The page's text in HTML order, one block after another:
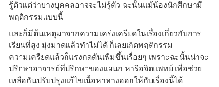
รู้ตัวแต่ว่าบางบุคคลอาจจะไม่รู้ตัว ฉะนั้นแม้น้องนักศึกษามี
พฤติกรรมแบบนี้
และก็มีต้นเหตุมาจากความเคร่งเครียดในเรื่องเกี่ยวกับการ
เรียนที่สูง มุ่งมาดแล้วทำไม่ได้ ก็เลยเกิดพฤติกรรม
ความเครียดแล้วก็แรงกดดันเพิ่มขึ้นเรื่อยๆ เพราะฉะนั้นน่าจะ
ปรึกษาอาจารย์ที่ปรึกษาของแผนก หารือจิตแพทย์ เพื่อช่วย
เหลือกันปรับปรุงแก้ไขเนื้อหาทางออกให้กับเรื่องนี้ได้